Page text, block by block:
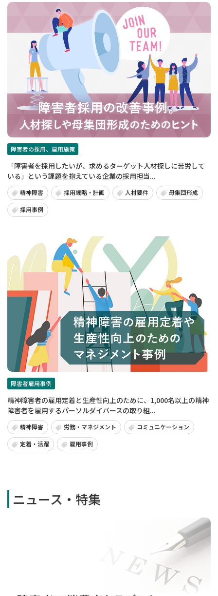
障害者の採用、雇用施策
「障害者を採用したいが、求めるターゲット人材探しに苦労して
いる」という課題を抱えている企業の採用担当...
精神障害 採用戦略・計画 人材要件 母集団形成
採用事例
障害者雇用事例
精神障害者の雇用定着と生産性向上のために、1,000名以上の精神
障害者を雇用するパーソルダイバースの取り組...
精神障害 労務・マネジメント コミュニケーション
定着・活躍 雇用事例
ニュース・特集